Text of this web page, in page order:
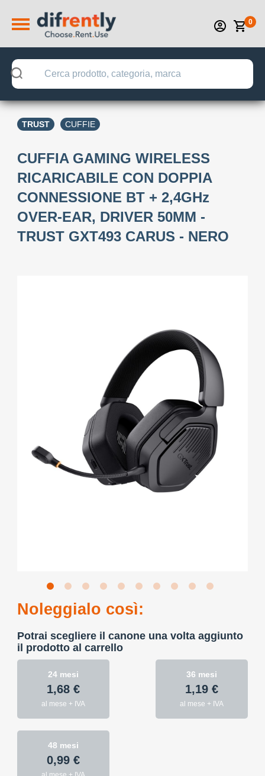
0
TRUST CUFFIE
CUFFIA GAMING WIRELESS
RICARICABILE CON DOPPIA
CONNESSIONE BT + 2,4GHz
OVER-EAR, DRIVER 50MM -
TRUST GXT493 CARUS - NERO
Noleggialo così:
Potrai scegliere il canone una volta aggiunto
il prodotto al carrello
24 mesi
1,68 €
al mese + IVA
36 mesi
1,19 €
al mese + IVA
48 mesi
0,99 €